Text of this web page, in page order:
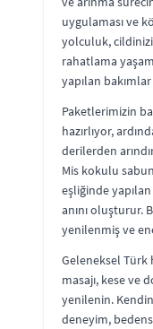
uygulaması ve
yolculuk,
rahatlama
yapılan
Paketlerimizin
hazırlıyor,
derilerden
Mis kokulu
eşliğinde
anını oluşturur.
yenilenmiş ve
Geleneksel Türk
masajı, kese ve
yenilenin.
deneyim,